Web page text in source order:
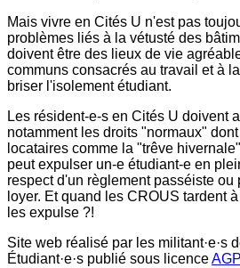
Mais vivre en Cités U n'est pas
problèmes liés à la vétusté des
doivent être des lieux de vie
communs consacrés au travail et à
briser l'isolement étudiant.
Les résident-e-s en Cités U doivent
notamment les droits "normaux"
locataires comme la "trêve
peut expulser un-e étudiant-e en
respect d'un règlement passéiste ou
loyer. Et quand les CROUS tardent
les expulse ?!
Site web réalisé par les militant·e·s
Étudiant·e·s publié sous licence